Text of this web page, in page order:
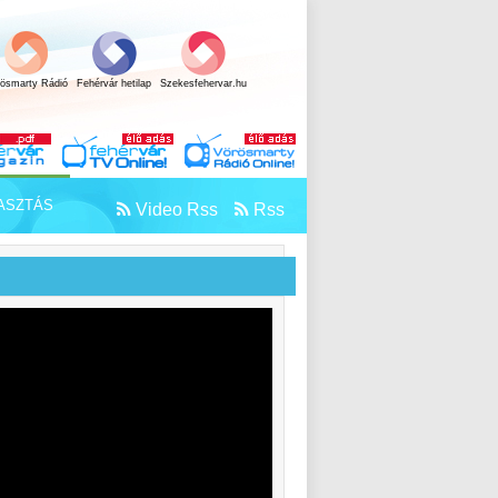
Rádió Fehérvár hetilap Szekesfehervar.hu
Rss
Video Rss